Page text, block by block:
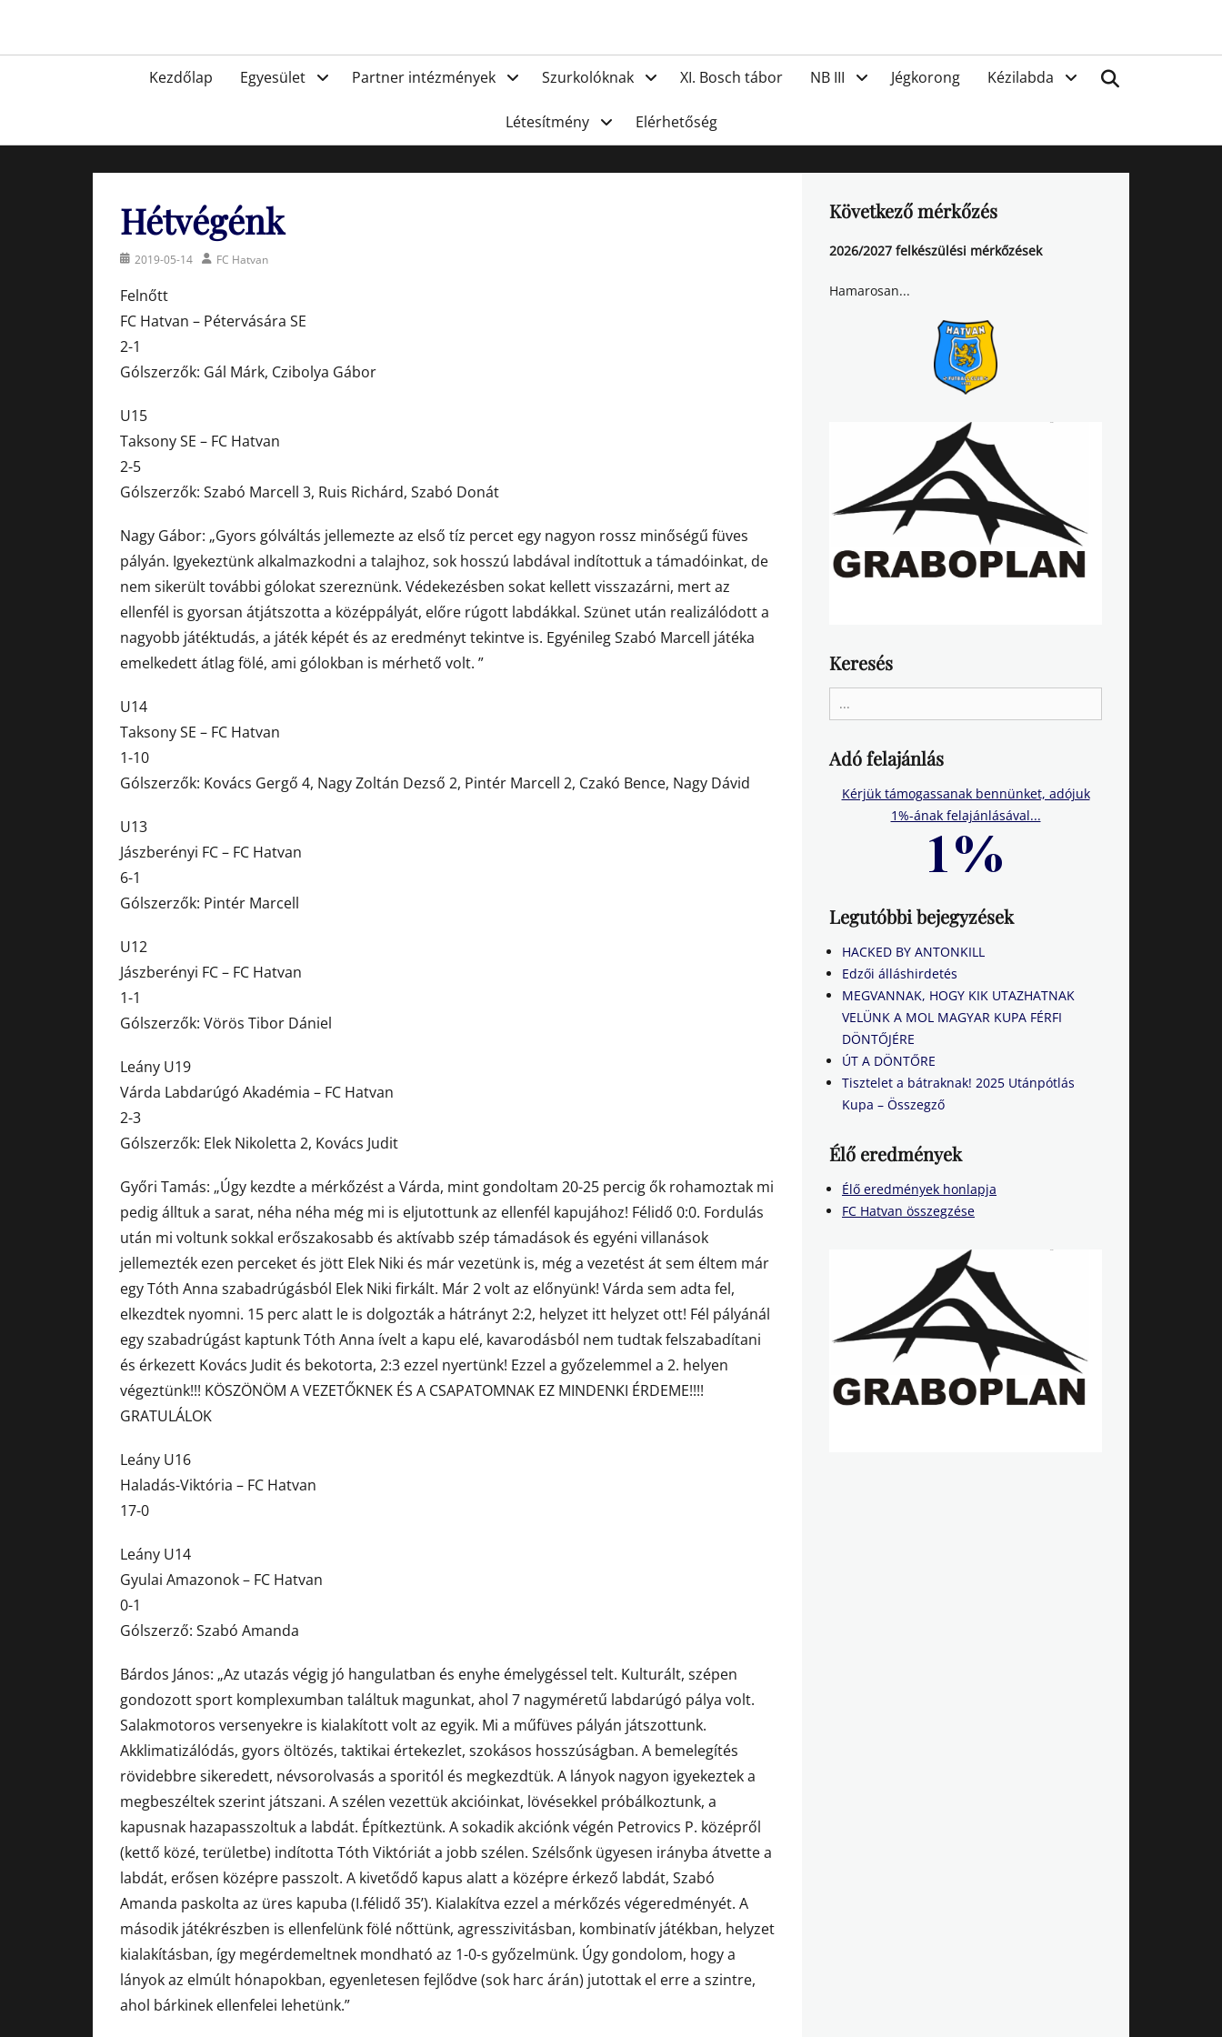
FC Hatvan
PrimaryKezdőlap Egyesület Partner intézmények Szurkolóknak XI. Bosch tábor NB III Jégkorong Kézilabda
Létesítmény Elérhetőség
Hétvégénk
Posted2019-05-14 AuthorFC Hatvan
Felnőtt
FC Hatvan – Pétervására SE
2-1
Gólszerzők: Gál Márk, Czibolya Gábor
U15
Taksony SE – FC Hatvan
2-5
Gólszerzők: Szabó Marcell 3, Ruis Richárd, Szabó Donát
Nagy Gábor: „Gyors gólváltás jellemezte az első tíz percet egy nagyon rossz minőségű füves
pályán. Igyekeztünk alkalmazkodni a talajhoz, sok hosszú labdával indítottuk a támadóinkat, de
nem sikerült további gólokat szereznünk. Védekezésben sokat kellett visszazárni, mert az
ellenfél is gyorsan átjátszotta a középpályát, előre rúgott labdákkal. Szünet után realizálódott a
nagyobb játéktudás, a játék képét és az eredményt tekintve is. Egyénileg Szabó Marcell játéka
emelkedett átlag fölé, ami gólokban is mérhető volt. ”
U14
Taksony SE – FC Hatvan
1-10
Gólszerzők: Kovács Gergő 4, Nagy Zoltán Dezső 2, Pintér Marcell 2, Czakó Bence, Nagy Dávid
U13
Jászberényi FC – FC Hatvan
6-1
Gólszerzők: Pintér Marcell
U12
Jászberényi FC – FC Hatvan
1-1
Gólszerzők: Vörös Tibor Dániel
Leány U19
Várda Labdarúgó Akadémia – FC Hatvan
2-3
Gólszerzők: Elek Nikoletta 2, Kovács Judit
Győri Tamás: „Úgy kezdte a mérkőzést a Várda, mint gondoltam 20-25 percig ők rohamoztak mi
pedig álltuk a sarat, néha néha még mi is eljutottunk az ellenfél kapujához! Félidő 0:0. Fordulás
után mi voltunk sokkal erőszakosabb és aktívabb szép támadások és egyéni villanások
jellemezték ezen perceket és jött Elek Niki és már vezetünk is, még a vezetést át sem éltem már
egy Tóth Anna szabadrúgásból Elek Niki firkált. Már 2 volt az előnyünk! Várda sem adta fel,
elkezdtek nyomni. 15 perc alatt le is dolgozták a hátrányt 2:2, helyzet itt helyzet ott! Fél pályánál
egy szabadrúgást kaptunk Tóth Anna ívelt a kapu elé, kavarodásból nem tudtak felszabadítani
és érkezett Kovács Judit és bekotorta, 2:3 ezzel nyertünk! Ezzel a győzelemmel a 2. helyen
végeztünk!!! KÖSZÖNÖM A VEZETŐKNEK ÉS A CSAPATOMNAK EZ MINDENKI ÉRDEME!!!!
GRATULÁLOK
Leány U16
Haladás-Viktória – FC Hatvan
17-0
Leány U14
Gyulai Amazonok – FC Hatvan
0-1
Gólszerző: Szabó Amanda
Bárdos János: „Az utazás végig jó hangulatban és enyhe émelygéssel telt. Kulturált, szépen
gondozott sport komplexumban találtuk magunkat, ahol 7 nagyméretű labdarúgó pálya volt.
Salakmotoros versenyekre is kialakított volt az egyik. Mi a műfüves pályán játszottunk.
Akklimatizálódás, gyors öltözés, taktikai értekezlet, szokásos hosszúságban. A bemelegítés
rövidebbre sikeredett, névsorolvasás a sporitól és megkezdtük. A lányok nagyon igyekeztek a
megbeszéltek szerint játszani. A szélen vezettük akcióinkat, lövésekkel próbálkoztunk, a
kapusnak hazapasszoltuk a labdát. Építkeztünk. A sokadik akciónk végén Petrovics P. középről
(kettő közé, területbe) indította Tóth Viktóriát a jobb szélen. Szélsőnk ügyesen irányba átvette a
labdát, erősen középre passzolt. A kivetődő kapus alatt a középre érkező labdát, Szabó
Amanda paskolta az üres kapuba (I.félidő 35’). Kialakítva ezzel a mérkőzés végeredményét. A
második játékrészben is ellenfelünk fölé nőttünk, agresszivitásban, kombinatív játékban, helyzet
kialakításban, így megérdemeltnek mondható az 1-0-s győzelmünk. Úgy gondolom, hogy a
lányok az elmúlt hónapokban, egyenletesen fejlődve (sok harc árán) jutottak el erre a szintre,
ahol bárkinek ellenfelei lehetünk.”
Következő mérkőzés
2026/2027 felkészülési mérkőzések
Hamarosan...
Keresés
for:
Adó felajánlás
Kérjük támogassanak bennünket, adójuk
1%-ának felajánlásával...
Legutóbbi bejegyzések
HACKED BY ANTONKILL
Edzői álláshirdetés
MEGVANNAK, HOGY KIK UTAZHATNAK
VELÜNK A MOL MAGYAR KUPA FÉRFI
DÖNTŐJÉRE
ÚT A DÖNTŐRE
Tisztelet a bátraknak! 2025 Utánpótlás
Kupa – Összegző
Élő eredmények
Élő eredmények honlapja
FC Hatvan összegzése